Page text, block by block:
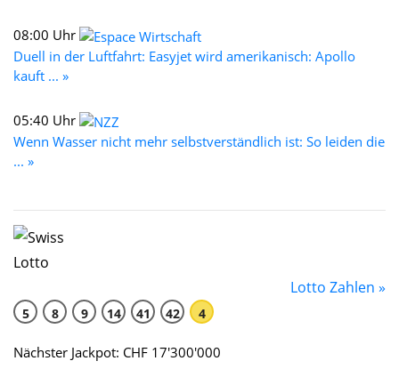
08:00 Uhr
Duell in der Luftfahrt: Easyjet wird amerikanisch: Apollo
kauft ... »
05:40 Uhr
Wenn Wasser nicht mehr selbstverständlich ist: So leiden die
... »
Lotto Zahlen »
5 8 9 14 41 42 4
Nächster Jackpot: CHF 17'300'000